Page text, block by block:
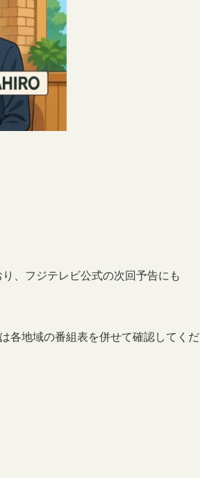
、フジテレビ公式の次回予告にも
各地域の番組表を併せて確認してくだ